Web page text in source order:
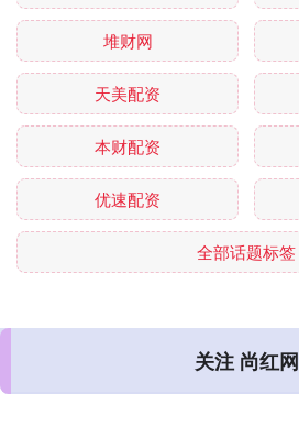
堆财网
天美配资
本财配资
优速配资
全部话题标签
关注 尚红网